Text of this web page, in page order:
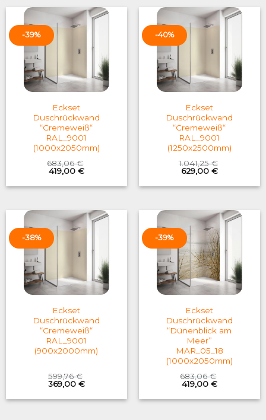
-39%
Eckset
Duschrückwand
“Cremeweiß“
RAL_9001
(1000x2050mm)
683,06€
Original
price
was:
419,00 €Current
is:
-40%
Eckset
Duschrückwand
“Cremeweiß“
RAL_9001
(1250x2500mm)
1.041,25€
Original
price
was:
629,00 €Current
is:
-38%
Eckset
Duschrückwand
“Cremeweiß“
RAL_9001
(900x2000mm)
599,76€
Original
price
was:
369,00 €Current
is:
-39%
Eckset
Duschrückwand
“Dünenblick am
Meer”
MAR_05_18
(1000x2050mm)
683,06€
Original
price
was:
419,00 €Current
is: